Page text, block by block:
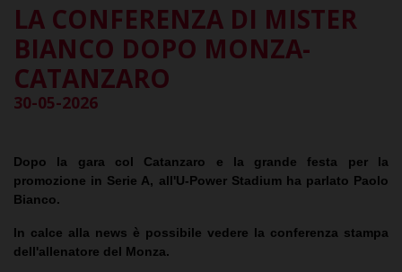
LA CONFERENZA DI MISTER
BIANCO DOPO MONZA-
CATANZARO
30-05-2026
Dopo la gara col Catanzaro e la grande festa per la
promozione in Serie A, all'U-Power Stadium ha parlato Paolo
Bianco.
In calce alla news è possibile vedere la conferenza stampa
dell'allenatore del Monza.